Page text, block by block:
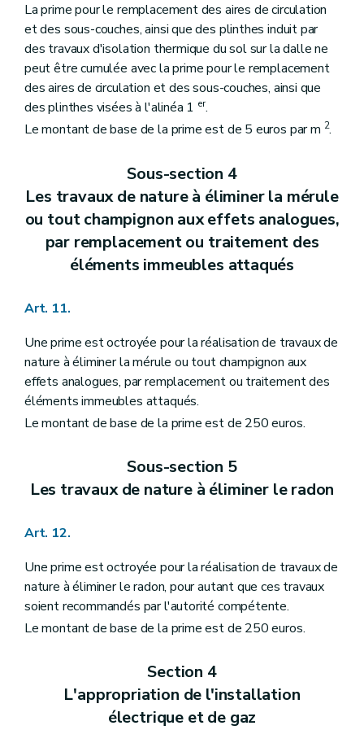
La prime pour le remplacement des aires de circulation
et des sous-couches, ainsi que des plinthes induit par
des travaux d'isolation thermique du sol sur la dalle ne
peut être cumulée avec la prime pour le remplacement
des aires de circulation et des sous-couches, ainsi que
des plinthes visées à l'alinéa 1 er.
Le montant de base de la prime est de 5 euros par m 2.
Sous-section 4
Les travaux de nature à éliminer la mérule
ou tout champignon aux effets analogues,
par remplacement ou traitement des
éléments immeubles attaqués
Art. 11.
Une prime est octroyée pour la réalisation de travaux de
nature à éliminer la mérule ou tout champignon aux
effets analogues, par remplacement ou traitement des
éléments immeubles attaqués.
Le montant de base de la prime est de 250 euros.
Sous-section 5
Les travaux de nature à éliminer le radon
Art. 12.
Une prime est octroyée pour la réalisation de travaux de
nature à éliminer le radon, pour autant que ces travaux
soient recommandés par l'autorité compétente.
Le montant de base de la prime est de 250 euros.
Section 4
L'appropriation de l'installation
électrique et de gaz